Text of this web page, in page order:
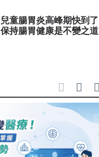
兒童腸胃炎高峰期快到了
保持腸胃健康是不變之道